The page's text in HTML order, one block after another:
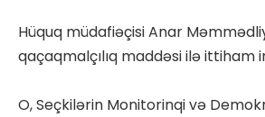
Hüquq müdafiəçisi Anar
qaçaqmalçılıq maddəsi ilə ittiham
O, Seçkilərin Monitorinqi və